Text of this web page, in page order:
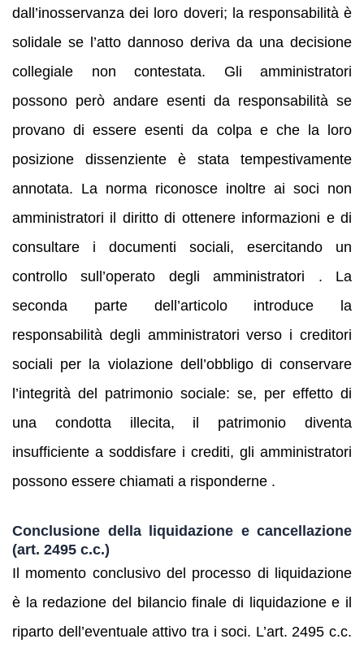
dall’inosservanza dei loro doveri; la responsabilità è
solidale se l’atto dannoso deriva da una decisione
collegiale non contestata. Gli amministratori
possono però andare esenti da responsabilità se
provano di essere esenti da colpa e che la loro
posizione dissenziente è stata tempestivamente
annotata. La norma riconosce inoltre ai soci non
amministratori il diritto di ottenere informazioni e di
consultare i documenti sociali, esercitando un
controllo sull’operato degli amministratori . La
seconda parte dell’articolo introduce la
responsabilità degli amministratori verso i creditori
sociali per la violazione dell’obbligo di conservare
l’integrità del patrimonio sociale: se, per effetto di
una condotta illecita, il patrimonio diventa
insufficiente a soddisfare i crediti, gli amministratori
possono essere chiamati a risponderne .
Conclusione della liquidazione e cancellazione
(art. 2495 c.c.)
Il momento conclusivo del processo di liquidazione
è la redazione del bilancio finale di liquidazione e il
riparto dell’eventuale attivo tra i soci. L’art. 2495 c.c.